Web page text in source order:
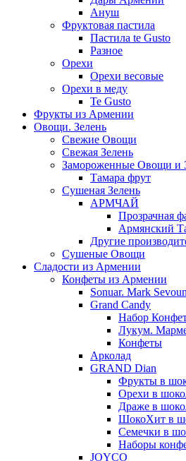
Ануш
Фруктовая пастила
Пастила te Gusto
Разное
Орехи
Орехи весовые
Орехи в меду
Te Gusto
Фрукты из Армении
Овощи. Зелень
Свежие Овощи
Свежая Зелень
Замороженные Овощи и
Тамара фрут
Сушеная Зелень
АРМЧАЙ
Прозрачная
Армянский
Другие
Сушеные Овощи
Сладости из Армении
Конфеты из Армении
Sonuar. Mark
Grand Candy
Набор
Лукум.
Конфеты
Арколад
GRAND Dian
Фрукты в
Орехи в
Драже в
ШокоХит в
Семечки в
Наборы
JOYCO